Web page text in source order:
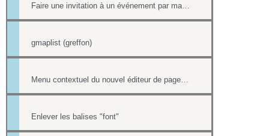
gmaplist (greffon)
Enlever les balises "font"